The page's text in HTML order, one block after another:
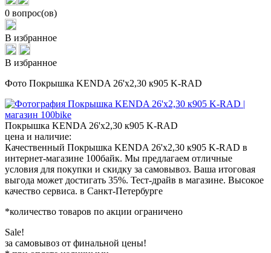
0 вопрос(ов)
В избранное
В избранное
Фото Покрышка KENDA 26'х2,30 к905 K-RAD
Покрышка KENDA 26'х2,30 к905 K-RAD
цена и наличие:
Качественный Покрышка KENDA 26'х2,30 к905 K-RAD в
интернет-магазине 100байк. Мы предлагаем отличные
условия для покупки и скидку за самовывоз. Ваша итоговая
выгода может достигать 35%. Тест-драйв в магазине. Высокое
качество сервиса. в Санкт-Петербурге
*количество товаров по акции ограничено
Sale!
за самовывоз от финальной цены!